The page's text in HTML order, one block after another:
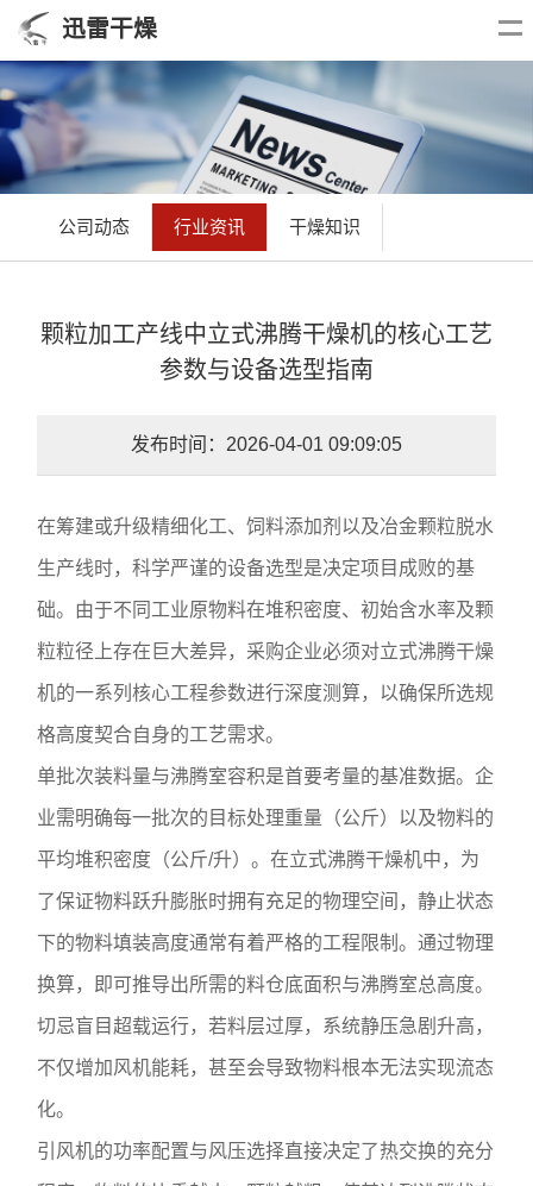
迅雷干燥
公司动态 行业资讯 干燥知识
颗粒加工产线中立式沸腾干燥机的核心工艺
参数与设备选型指南
发布时间：2026-04-01 09:09:05
在筹建或升级精细化工、饲料添加剂以及冶金颗粒脱水
生产线时，科学严谨的设备选型是决定项目成败的基
础。由于不同工业原物料在堆积密度、初始含水率及颗
粒粒径上存在巨大差异，采购企业必须对立式沸腾干燥
机的一系列核心工程参数进行深度测算，以确保所选规
格高度契合自身的工艺需求。
单批次装料量与沸腾室容积是首要考量的基准数据。企
业需明确每一批次的目标处理重量（公斤）以及物料的
平均堆积密度（公斤/升）。在立式沸腾干燥机中，为
了保证物料跃升膨胀时拥有充足的物理空间，静止状态
下的物料填装高度通常有着严格的工程限制。通过物理
换算，即可推导出所需的料仓底面积与沸腾室总高度。
切忌盲目超载运行，若料层过厚，系统静压急剧升高，
不仅增加风机能耗，甚至会导致物料根本无法实现流态
化。
引风机的功率配置与风压选择直接决定了热交换的充分